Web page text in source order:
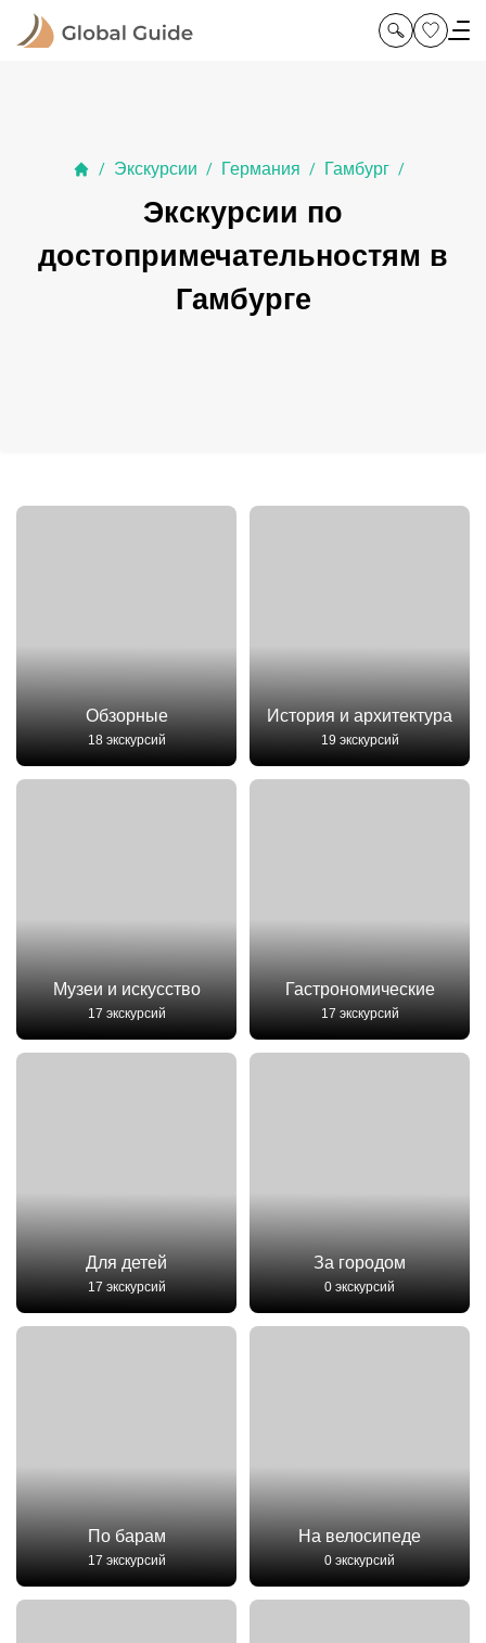
/ Экскурсии / Германия / Гамбург /
Экскурсии по
достопримечательностям в
Гамбурге
Обзорные
18 экскурсий
История и архитектура
19 экскурсий
Музеи и искусство
17 экскурсий
Гастрономические
17 экскурсий
Для детей
17 экскурсий
За городом
0 экскурсий
По барам
17 экскурсий
На велосипеде
0 экскурсий